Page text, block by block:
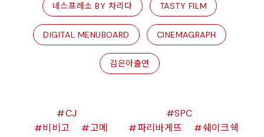
네스프레소 BY 차리다 TASTY FILM
DIGITAL MENUBOARD CINEMAGRAPH
김은아출연
CJ
비비고
고메
SPC
파리바게뜨
쉐이크쉑